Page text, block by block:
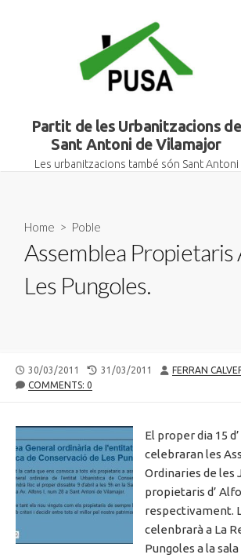
Partit de les Urbanitzacions de
Sant Antoni de Vilamajor
Les urbanitzacions també són Sant Antoni
Home > Poble
Assemblea Propietaris
Les Pungoles.
PUBLISHED
DATE
30/03/2011
LAST
31/03/2011 AUTHOR
FERRAN
COMMENTS: 0
El proper dia 15
celebraran les
Ordinaries de les
propietaris d’
respectivament.
celenbrarà a La
Pungoles a la